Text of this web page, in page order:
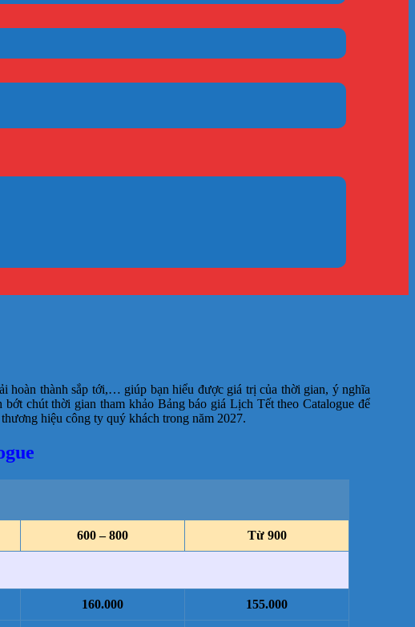
hoàn thành sắp tới,… giúp bạn hiểu được giá trị của thời gian, ý nghĩa
chút thời gian tham khảo Bảng báo giá Lịch Tết theo Catalogue để
hiệu công ty quý khách trong năm 2027.
600 – 800 Từ 900
160.000 155.000